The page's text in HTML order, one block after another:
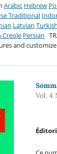
Arabic Hebrew
Traditional
Latvian Turkish
Creole Persian
and
Vol. 4